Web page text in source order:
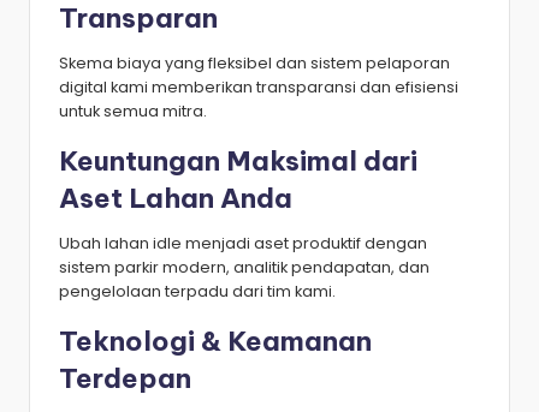
Transparan
Skema biaya yang fleksibel dan sistem pelaporan
digital kami memberikan transparansi dan efisiensi
untuk semua mitra.
Keuntungan Maksimal dari
Aset Lahan Anda
Ubah lahan idle menjadi aset produktif dengan
sistem parkir modern, analitik pendapatan, dan
pengelolaan terpadu dari tim kami.
Teknologi & Keamanan
Terdepan